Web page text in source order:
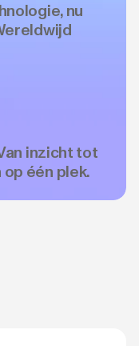
nu
inzicht tot
één plek.